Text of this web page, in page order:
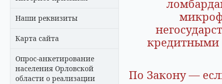
Наши реквизиты
Карта сайта
Опрос-анкетирование
населения Орловской
области о реализации
кредитными
По Закону —